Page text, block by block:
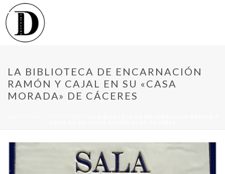
LA BIBLIOTECA DE ENCARNACIÓN
RAMÓN Y CAJAL EN SU «CASA
MORADA» DE CÁCERES